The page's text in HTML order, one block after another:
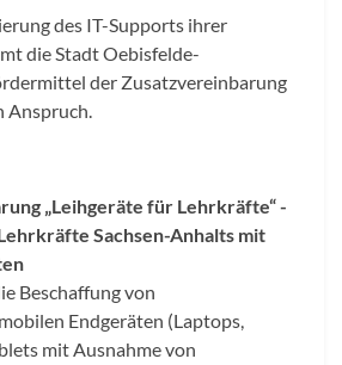
des IT-Supports ihrer
die Stadt Oebisfelde-
der Zusatzvereinbarung
Anspruch.
„Leihgeräte für Lehrkräfte“ -
Sachsen-Anhalts mit
Beschaffung von
Endgeräten (Laptops,
mit Ausnahme von